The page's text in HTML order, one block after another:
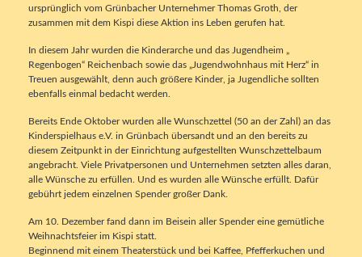
ursprünglich vom Grünbacher Unternehmer Thomas Groth, der
zusammen mit dem Kispi diese Aktion ins Leben gerufen hat.
In diesem Jahr wurden die Kinderarche und das Jugendheim „
Regenbogen“ Reichenbach sowie das „Jugendwohnhaus mit Herz“ in
Treuen ausgewählt, denn auch größere Kinder, ja Jugendliche sollten
ebenfalls einmal bedacht werden.
Bereits Ende Oktober wurden alle Wunschzettel (50 an der Zahl) an das
Kinderspielhaus e.V. in Grünbach übersandt und an den bereits zu
diesem Zeitpunkt in der Einrichtung aufgestellten Wunschzettelbaum
angebracht. Viele Privatpersonen und Unternehmen setzten alles daran,
alle Wünsche zu erfüllen. Und es wurden alle Wünsche erfüllt. Dafür
gebührt jedem einzelnen Spender großer Dank.
Am 10. Dezember fand dann im Beisein aller Spender eine gemütliche
Weihnachtsfeier im Kispi statt.
Beginnend mit einem Theaterstück und bei Kaffee, Pfefferkuchen und